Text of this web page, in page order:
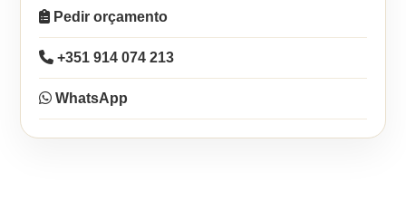
Pedir orçamento
+351 914 074 213
WhatsApp